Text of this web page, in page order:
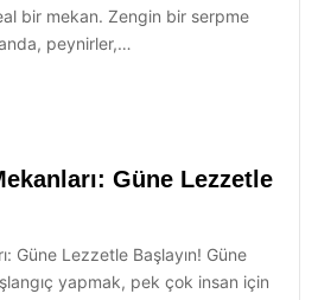
bir mekan. Zengin bir serpme
peynirler,…
Güne Lezzetle
Güne Lezzetle Başlayın! Güne
yapmak, pek çok insan için